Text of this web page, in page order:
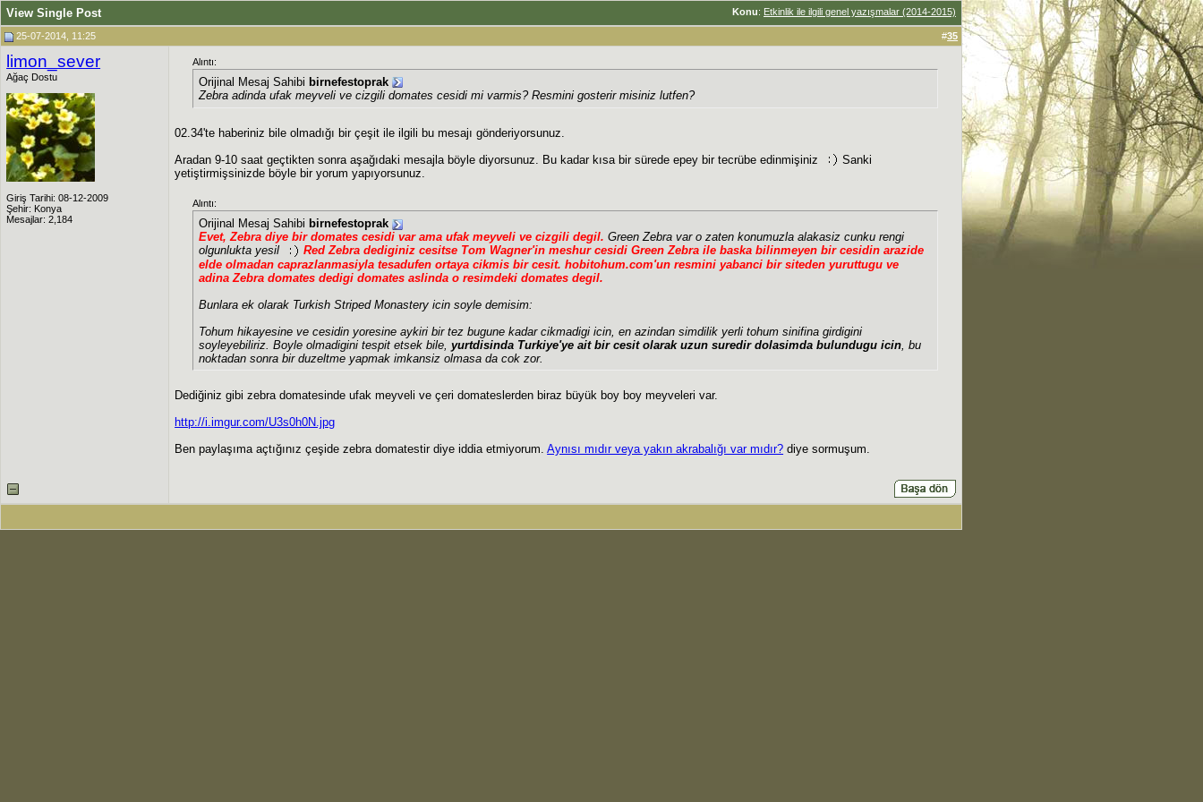
Konu: Etkinlik ile ilgili genel yazışmalar (2014-2015)
View Single Post
25-07-2014, 11:25 #35
limon_sever
Ağaç Dostu
Giriş Tarihi: 08-12-2009
Şehir: Konya
Mesajlar: 2,184
Alıntı:
Orijinal Mesaj Sahibi birnefestoprak
Zebra adinda ufak meyveli ve cizgili domates cesidi mi varmis? Resmini gosterir misiniz lutfen?
02.34'te haberiniz bile olmadığı bir çeşit ile ilgili bu mesajı gönderiyorsunuz.
Aradan 9-10 saat geçtikten sonra aşağıdaki mesajla böyle diyorsunuz. Bu kadar kısa bir sürede epey bir tecrübe edinmişiniz
Sanki
yetiştirmişsinizde böyle bir yorum yapıyorsunuz.
Alıntı:
Orijinal Mesaj Sahibi birnefestoprak
Evet, Zebra diye bir domates cesidi var ama ufak meyveli ve cizgili degil. Green Zebra var o zaten konumuzla alakasiz cunku rengi
olgunlukta yesil
Red Zebra dediginiz cesitse Tom Wagner'in meshur cesidi Green Zebra ile baska bilinmeyen bir cesidin arazide
elde olmadan caprazlanmasiyla tesadufen ortaya cikmis bir cesit. hobitohum.com'un resmini yabanci bir siteden yuruttugu ve
adina Zebra domates dedigi domates aslinda o resimdeki domates degil.
Bunlara ek olarak Turkish Striped Monastery icin soyle demisim:
Tohum hikayesine ve cesidin yoresine aykiri bir tez bugune kadar cikmadigi icin, en azindan simdilik yerli tohum sinifina girdigini
soyleyebiliriz. Boyle olmadigini tespit etsek bile,yurtdisinda Turkiye'ye ait bir cesit olarak uzun suredir dolasimda bulundugu icin , bu
noktadan sonra bir duzeltme yapmak imkansiz olmasa da cok zor.
Dediğiniz gibi zebra domatesinde ufak meyveli ve çeri domateslerden biraz büyük boy boy meyveleri var.
http://i.imgur.com/U3s0h0N.jpg
Ben paylaşıma açtığınız çeşide zebra domatestir diye iddia etmiyorum.Aynısı mıdır veya yakın akrabalığı var mıdır? diye sormuşum.